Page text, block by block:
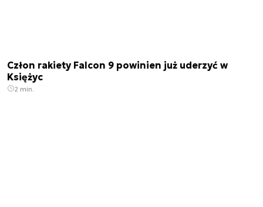
Człon rakiety Falcon 9 powinien już uderzyć w
Księżyc
2 min.